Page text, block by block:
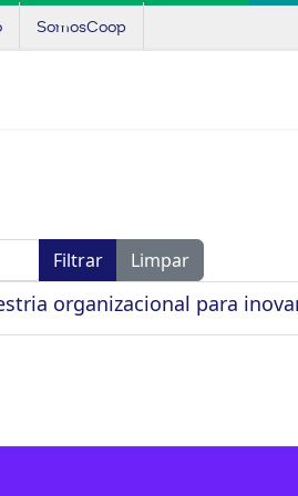
SomosCoop
Filtrar Limpar
organizacional para